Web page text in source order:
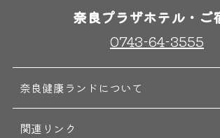
奈良プラザホテル・ご
0743-64-3555
奈良健康ランドについて
関連リンク